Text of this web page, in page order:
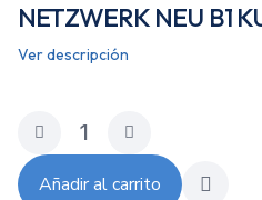
NETZWERK NEU B1
Ver descripción
Añadir al carrito